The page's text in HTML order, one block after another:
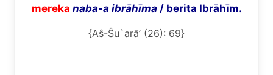
mereka naba-a ibrāhīma/ berita Ibrāhīm.
{Aŝ-Ŝu`arā’ (26): 69}